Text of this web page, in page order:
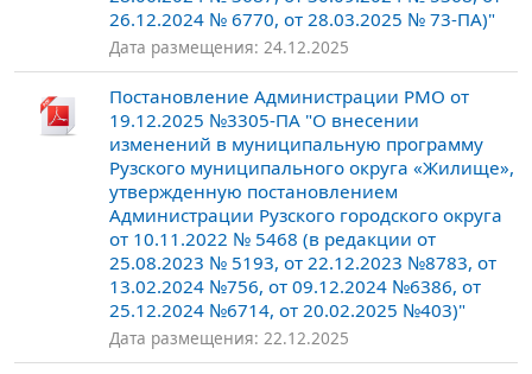
26.12.2024 № 6770, от 28.03.2025 № 73-ПА)"
Дата размещения: 24.12.2025
Постановление Администрации РМО от
19.12.2025 №3305-ПА "О внесении
изменений в муниципальную программу
Рузского муниципального округа «Жилище»,
утвержденную постановлением
Администрации Рузского городского округа
от 10.11.2022 № 5468 (в редакции от
25.08.2023 № 5193, от 22.12.2023 №8783, от
13.02.2024 №756, от 09.12.2024 №6386, от
25.12.2024 №6714, от 20.02.2025 №403)"
Дата размещения: 22.12.2025